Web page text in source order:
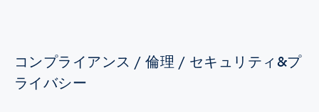
コンプライアンス / 倫理 / セキュリティ&プ
ライバシー